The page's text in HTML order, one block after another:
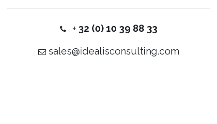
+ 32 (0) 10 39 88 33
sales@idealisconsulting.com